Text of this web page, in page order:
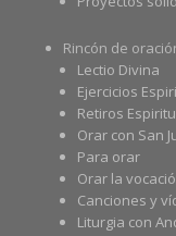
Rincón de
Lectio Divina
Ejercicios
Retiros
Orar con San
Para orar
Orar la
Canciones y
Liturgia con